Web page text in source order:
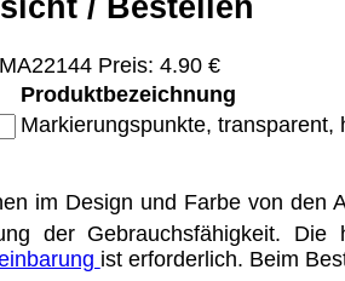
Preis: 4.90 €
Produktbezeichnung
Markierungspunkte, transparent,
im Design und Farbe von den
der Gebrauchsfähigkeit.
ist erforderlich. Beim
Eigentum der jeweiligen
Dresden,
für Links hat das
Seite ggf. mit zu verantworten
distanziert. Hiermit
uns diese Inhalte nicht zu